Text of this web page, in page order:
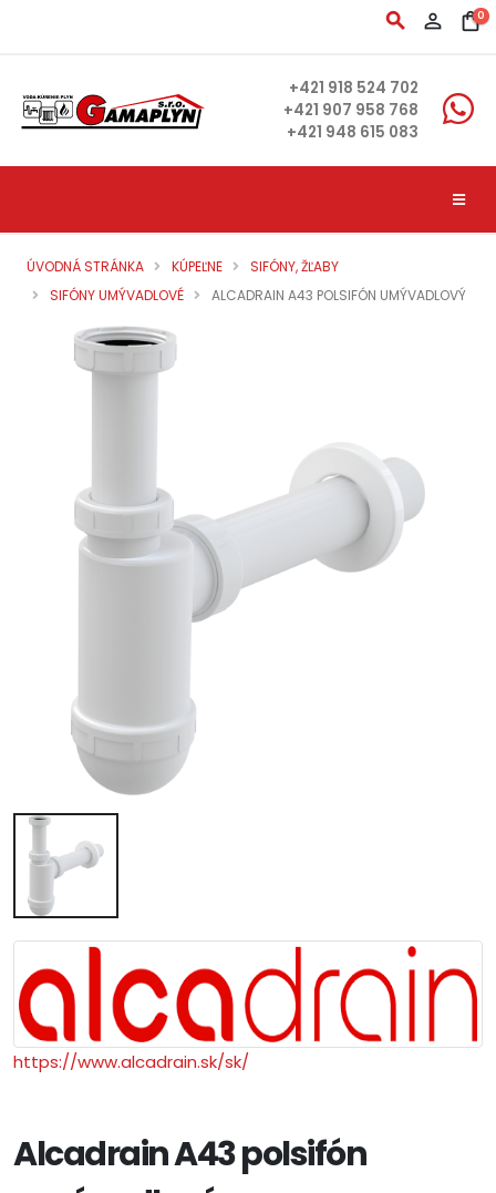
search person_outline shopping_bag0
+421 918 524 702
+421 907 958 768
+421 948 615 083
ÚVODNÁ STRÁNKA KÚPEĽNE
SIFÓNY, ŽĽABY
SIFÓNY UMÝVADLOVÉ
ALCADRAIN A43 POLSIFÓN UMÝVADLOVÝ
https://www.alcadrain.sk/sk/
Alcadrain A43 polsifón